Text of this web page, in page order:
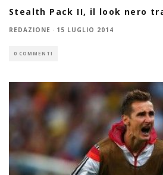
Stealth Pack II, il look nero
REDAZIONE · 15 LUGLIO 2014
0 COMMENTI